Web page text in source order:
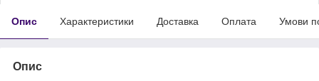
Опис Характеристики Доставка Оплата Умови
Опис